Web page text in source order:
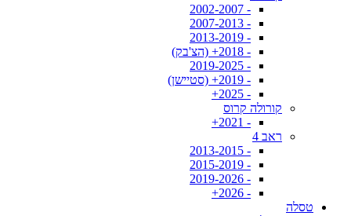
- 2002-2007
- 2007-2013
- 2013-2019
- 2018+ (הצ'בק)
- 2019-2025
- 2019+ (סטיישן)
- 2025+
קורולה קרוס
- 2021+
ראב 4
- 2013-2015
- 2015-2019
- 2019-2026
- 2026+
טסלה